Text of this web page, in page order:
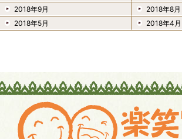
2018年9月
2018年8月
2018年5月
2018年4月